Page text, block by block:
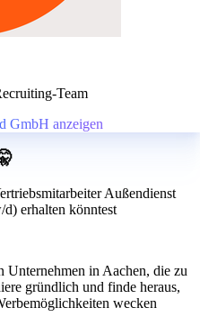
Team
GmbH anzeigen
Außendienst
erhalten könntest
in Aachen, die zu
gründlich und finde heraus,
wecken